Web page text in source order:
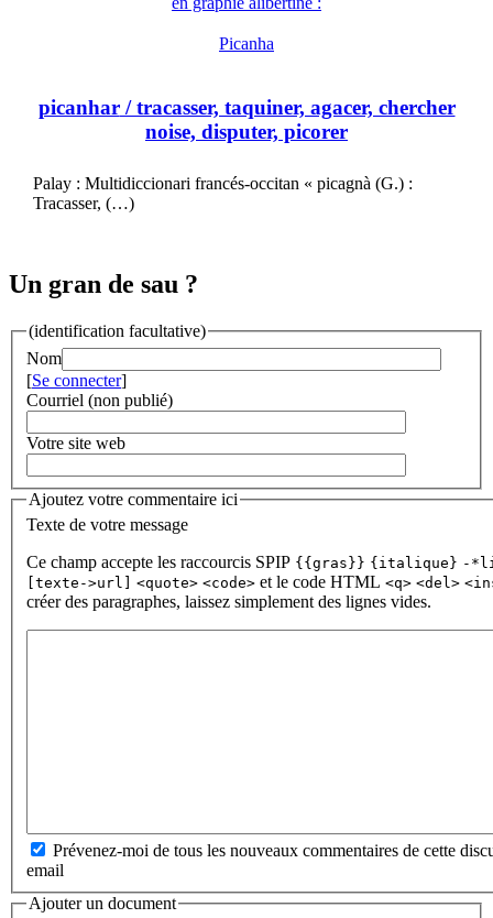
Picanha
picanhar/ tracasser, taquiner, agacer, chercher
noise, disputer, picorer
Palay : Multidiccionari francés-occitan « picagnà (G.) :
Tracasser, (…)
Un gran de sau ?
(identification facultative)
Nom
[Se connecter]
Courriel (non publié)
Votre site web
Ajoutez votre commentaire ici
Texte de votre message
Ce champ accepte les raccourcis SPIP {{gras}} {italique} -
[texte->url]
<quote> <code> et le code HTML <q> <del>
créer des paragraphes, laissez simplement des lignes vides.
Prévenez-moi de tous les nouveaux commentaires de cette
email
Ajouter un document